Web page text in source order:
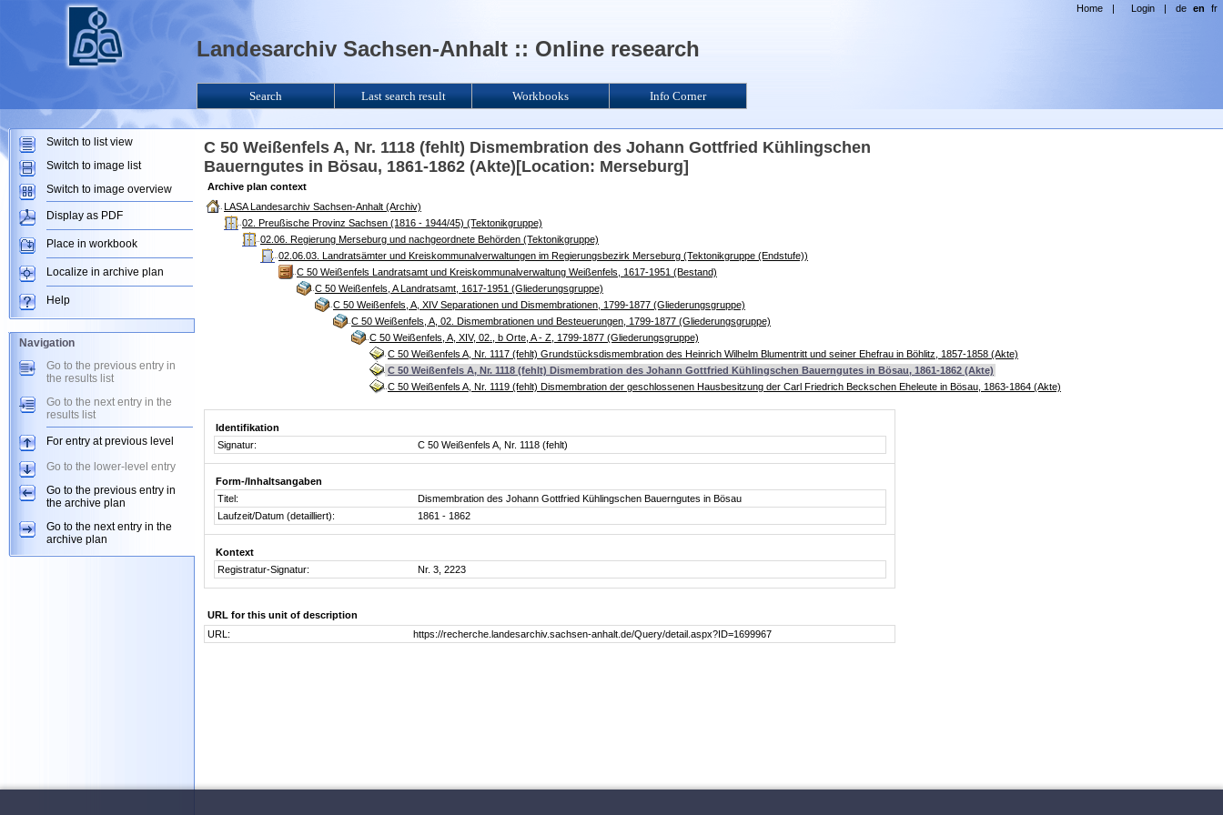
C 50 Weißenfels A, Nr. 1118 (fehlt) Dismembration des Johann Gottfried Kühlingschen
Bauerngutes in Bösau, 1861-1862 (Akte)[Location: Merseburg]
Archive plan context
LASA Landesarchiv Sachsen-Anhalt (Archiv)
02. Preußische Provinz Sachsen (1816 - 1944/45) (Tektonikgruppe)
02.06. Regierung Merseburg und nachgeordnete Behörden (Tektonikgruppe)
02.06.03. Landratsämter und Kreiskommunalverwaltungen im Regierungsbezirk Merseburg (Tektonikgruppe (Endstufe))
C 50 Weißenfels Landratsamt und Kreiskommunalverwaltung Weißenfels, 1617-1951 (Bestand)
C 50 Weißenfels, A Landratsamt, 1617-1951 (Gliederungsgruppe)
C 50 Weißenfels, A, XIV Separationen und Dismembrationen, 1799-1877 (Gliederungsgruppe)
C 50 Weißenfels, A, 02. Dismembrationen und Besteuerungen, 1799-1877 (Gliederungsgruppe)
C 50 Weißenfels, A, XIV, 02., b Orte, A - Z, 1799-1877 (Gliederungsgruppe)
C 50 Weißenfels A, Nr. 1117 (fehlt) Grundstücksdismembration des Heinrich Wilhelm Blumentritt und seiner Ehefrau in Böhlitz, 1857-1858 (Akte)
C 50 Weißenfels A, Nr. 1118 (fehlt) Dismembration des Johann Gottfried Kühlingschen Bauerngutes in Bösau, 1861-1862 (Akte)
C 50 Weißenfels A, Nr. 1119 (fehlt) Dismembration der geschlossenen Hausbesitzung der Carl Friedrich Beckschen Eheleute in Bösau, 1863-1864 (Akte)
Identifikation
Signatur:
C 50 Weißenfels A, Nr. 1118 (fehlt)
Form-/Inhaltsangaben
Titel:
Dismembration des Johann Gottfried Kühlingschen Bauerngutes in Bösau
Laufzeit/Datum (detailliert):
1861 - 1862
Kontext
Registratur-Signatur:
Nr. 3, 2223
URL for this unit of description
URL:
https://recherche.landesarchiv.sachsen-anhalt.de/Query/detail.aspx?ID=1699967
Home | Login | de en fr
Landesarchiv Sachsen-Anhalt :: Online research
Search Last search result Workbooks Info Corner
Switch to list view
Switch to image list
Switch to image overview
Display as PDF
Place in workbook
Localize in archive plan
Help
Navigation
Go to the previous entry in
the results list
Go to the next entry in the
results list
For entry at previous level
Go to the lower-level entry
Go to the previous entry in
the archive plan
Go to the next entry in the
archive plan